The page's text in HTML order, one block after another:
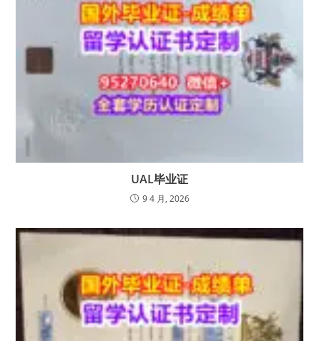
UAL毕业证
9 4 月, 2026